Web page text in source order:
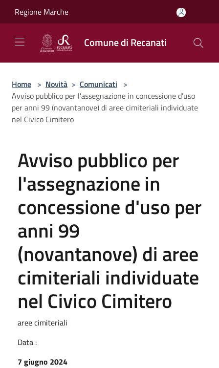
Regione Marche
Comune di Recanati
Home > Novità > Comunicati >
Avviso pubblico per l'assegnazione in concessione d'uso
per anni 99 (novantanove) di aree cimiteriali individuate
nel Civico Cimitero
Avviso pubblico per
l'assegnazione in
concessione d'uso per
anni 99
(novantanove) di aree
cimiteriali individuate
nel Civico Cimitero
aree cimiteriali
Data :
7 giugno 2024